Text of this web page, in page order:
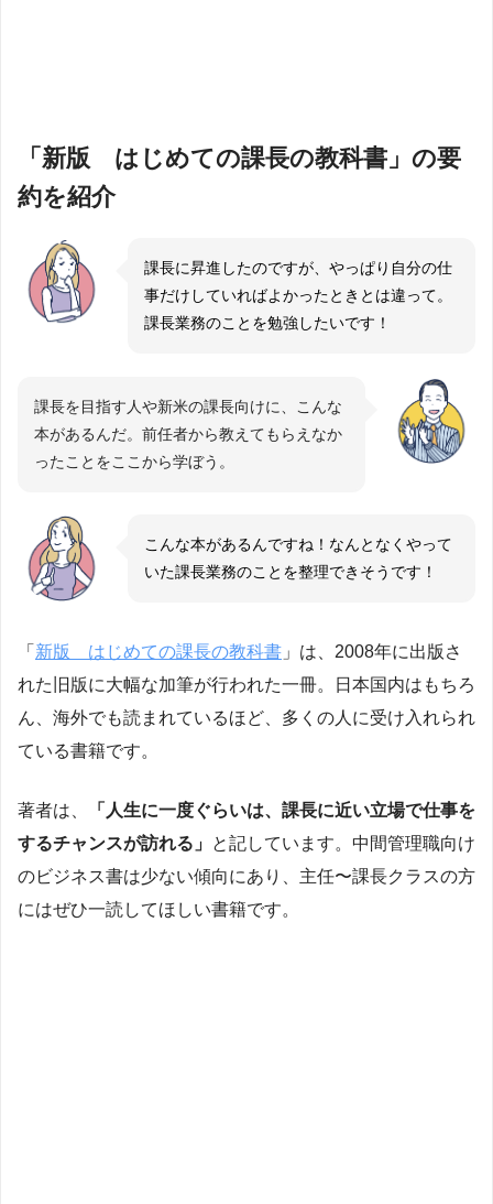
「新版 はじめての課長の教科書」の要
約を紹介
課長に昇進したのですが、やっぱり自分の仕
事だけしていればよかったときとは違って。
課長業務のことを勉強したいです！
課長を目指す人や新米の課長向けに、こんな
本があるんだ。前任者から教えてもらえなか
ったことをここから学ぼう。
こんな本があるんですね！なんとなくやって
いた課長業務のことを整理できそうです！
「新版 はじめての課長の教科書 」は、2008年に出版さ
れた旧版に大幅な加筆が行われた一冊。日本国内はもちろ
ん、海外でも読まれているほど、多くの人に受け入れられ
ている書籍です。
著者は、
「人生に一度ぐらいは、課長に近い立場で仕事を
するチャンスが訪れる」
と記しています。中間管理職向け
のビジネス書は少ない傾向にあり、主任〜課長クラスの方
にはぜひ一読してほしい書籍です。